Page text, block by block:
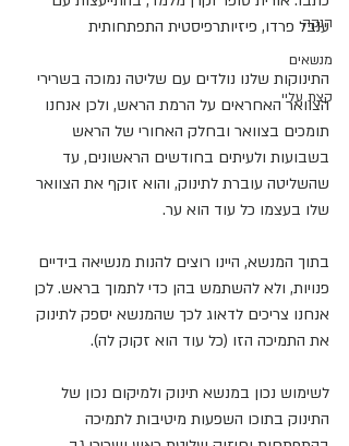
הנקה
מנשאים
קצת עליי
ענבל פרדו, פיזיותרפיסטית התפתחותית
התינוקות שלנו נולדים עם שליטה נמוכה בשרירי
הצוואר האחראים על הרמת הראש, ולכן אנחנו
תומכים בצוואר ובחלק האחורי של הראש
בשבועות ולעיתים בחודשים הראשונים, עד
שהשליטה עוברת לתינוק, והוא זוקף את הצוואר
שלו בעצמו כל עוד הוא ער.
בתוך המנשא, היינו רוצים להנות מנשיאה בידיים
פנויות, ולא להשתמש בהן כדי לתמוך בראש. לכן
אנחנו צריכים לדאוג לכך שהמנשא יספק לתינוק
את התמיכה הזו (כל עוד הוא זקוק לה).
לשימוש נכון במנשא תינוק ולמיקום נכון של
התינוק בתוכו השפעות מיטיבות לתמיכה